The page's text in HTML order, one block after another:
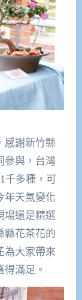
感謝新竹縣
參與，台灣
千多種，可
年天氣變化
場還是精選
縣花茶花的
為大家帶來
滿足。